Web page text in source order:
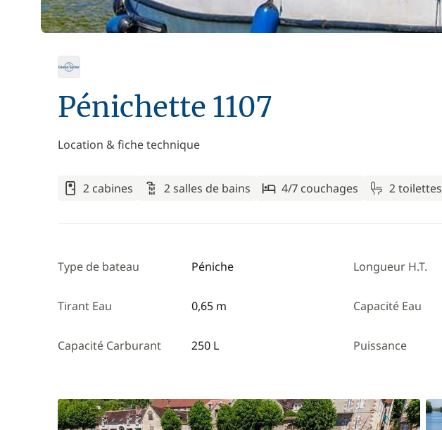
Pénichette 1107
Location & fiche technique
2 cabines 2 salles de bains 4/7 couchages 2 toilettes
Type de bateau Péniche Longueur H.T.
Tirant Eau 0,65 m Capacité Eau
Capacité Carburant 250 L Puissance